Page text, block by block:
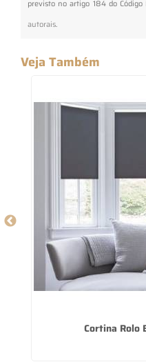
previsto no artigo 184 do Código
autorais.
Veja Também
Cortina Rolo